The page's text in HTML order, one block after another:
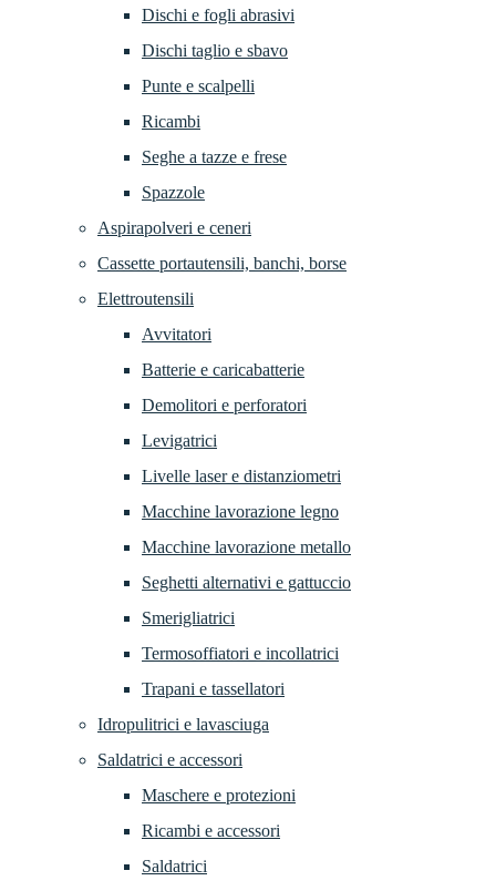
Dischi e fogli abrasivi
Dischi taglio e sbavo
Punte e scalpelli
Ricambi
Seghe a tazze e frese
Spazzole
Aspirapolveri e ceneri
Cassette portautensili, banchi, borse
Elettroutensili
Avvitatori
Batterie e caricabatterie
Demolitori e perforatori
Levigatrici
Livelle laser e distanziometri
Macchine lavorazione legno
Macchine lavorazione metallo
Seghetti alternativi e gattuccio
Smerigliatrici
Termosoffiatori e incollatrici
Trapani e tassellatori
Idropulitrici e lavasciuga
Saldatrici e accessori
Maschere e protezioni
Ricambi e accessori
Saldatrici